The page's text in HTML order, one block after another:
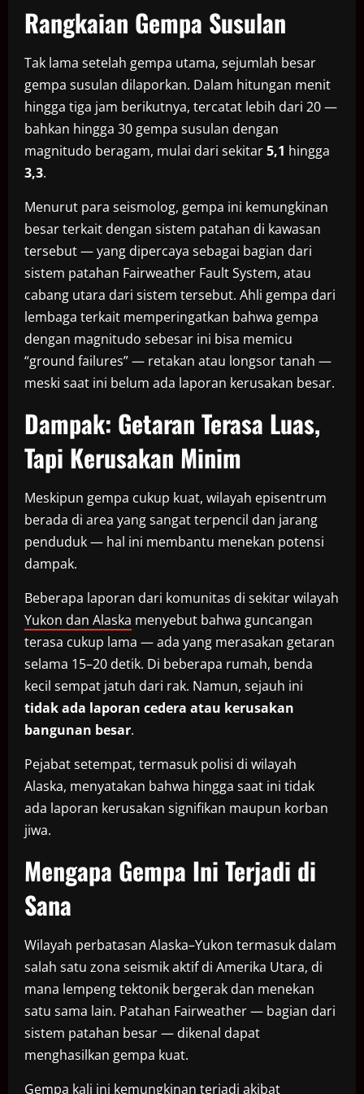
Rangkaian Gempa Susulan
Tak lama setelah gempa utama, sejumlah besar
gempa susulan dilaporkan. Dalam hitungan menit
hingga tiga jam berikutnya, tercatat lebih dari 20 —
bahkan hingga 30 gempa susulan dengan
magnitudo beragam, mulai dari sekitar5,1 hingga
3,3.
Menurut para seismolog, gempa ini kemungkinan
besar terkait dengan sistem patahan di kawasan
tersebut — yang dipercaya sebagai bagian dari
sistem patahan Fairweather Fault System, atau
cabang utara dari sistem tersebut. Ahli gempa dari
lembaga terkait memperingatkan bahwa gempa
dengan magnitudo sebesar ini bisa memicu
“ground failures” — retakan atau longsor tanah —
meski saat ini belum ada laporan kerusakan besar.
Dampak: Getaran Terasa Luas,
Tapi Kerusakan Minim
Meskipun gempa cukup kuat, wilayah episentrum
berada di area yang sangat terpencil dan jarang
penduduk — hal ini membantu menekan potensi
dampak.
Beberapa laporan dari komunitas di sekitar wilayah
Yukon dan Alaska menyebut bahwa guncangan
terasa cukup lama — ada yang merasakan getaran
selama 15–20 detik. Di beberapa rumah, benda
kecil sempat jatuh dari rak. Namun, sejauh ini
tidak ada laporan cedera atau kerusakan
bangunan besar.
Pejabat setempat, termasuk polisi di wilayah
Alaska, menyatakan bahwa hingga saat ini tidak
ada laporan kerusakan signifikan maupun korban
jiwa.
Mengapa Gempa Ini Terjadi di
Sana
Wilayah perbatasan Alaska–Yukon termasuk dalam
salah satu zona seismik aktif di Amerika Utara, di
mana lempeng tektonik bergerak dan menekan
satu sama lain. Patahan Fairweather — bagian dari
sistem patahan besar — dikenal dapat
menghasilkan gempa kuat.
Gempa kali ini kemungkinan terjadi akibat